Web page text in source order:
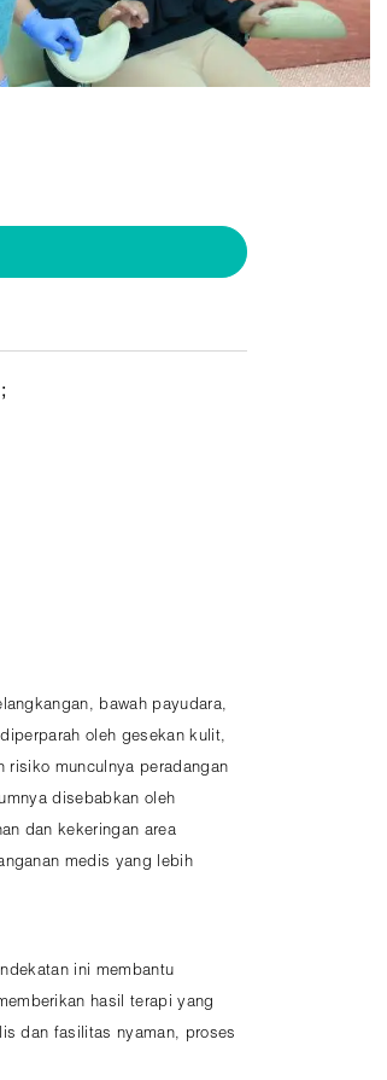
bawah payudara,
oleh gesekan kulit,
munculnya peradangan
disebabkan oleh
dan kekeringan area
medis yang lebih
ini membantu
hasil terapi yang
dan fasilitas nyaman, proses